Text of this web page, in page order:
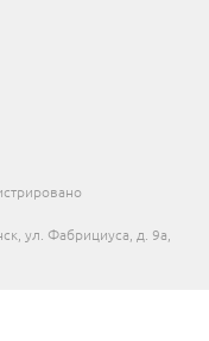
ул. Фабрициуса, д. 9а,